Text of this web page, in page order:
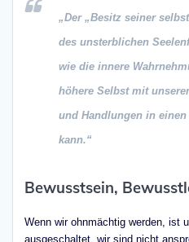
„Der „Besitz seiner
des unsterblichen
wie die innere
höhere Selbst mit
und Handlungen in
kann.“
Bewusstsein,
Wenn wir ohnmächtig werden, ist
ausgeschaltet, wir sind nicht